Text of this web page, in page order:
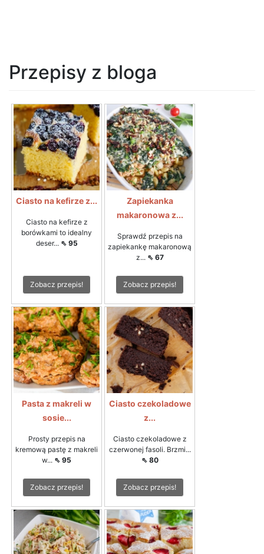
Przepisy z bloga
Ciasto na kefirze z...
Ciasto na kefirze z
borówkami to idealny
deser... ⇖ 95
Zobacz przepis!
Zapiekanka
makaronowa z...
Sprawdź przepis na
zapiekankę makaronową
z... ⇖ 67
Zobacz przepis!
Pasta z makreli w
sosie...
Prosty przepis na
kremową pastę z makreli
w... ⇖ 95
Zobacz przepis!
Ciasto czekoladowe
z...
Ciasto czekoladowe z
czerwonej fasoli. Brzmi...
⇖ 80
Zobacz przepis!